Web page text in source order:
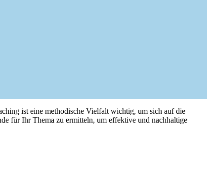
ist eine methodische Vielfalt wichtig, um sich auf die
für Ihr Thema zu ermitteln, um effektive und nachhaltige